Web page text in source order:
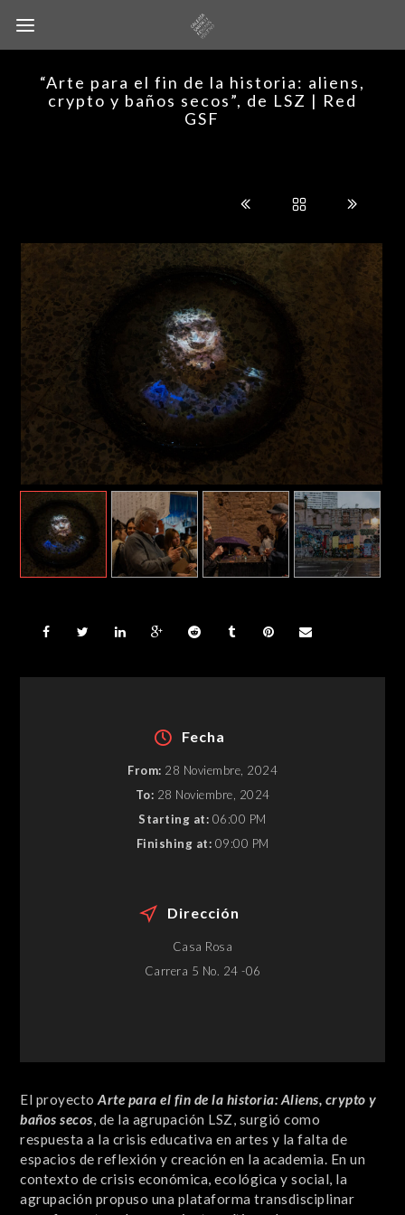
“Arte para el fin de la historia: aliens,
crypto y baños secos”, de LSZ | Red
GSF
Fecha
From: 28 Noviembre, 2024
To: 28 Noviembre, 2024
Starting at: 06:00 PM
Finishing at: 09:00 PM
Dirección
Casa Rosa
Carrera 5 No. 24 -06
El proyectoArte para el fin de la historia: Aliens, crypto y
baños secos , de la agrupación LSZ, surgió como
respuesta a la crisis educativa en artes y la falta de
espacios de reflexión y creación en la academia. En un
contexto de crisis económica, ecológica y social, la
agrupación propuso una plataforma transdisciplinar